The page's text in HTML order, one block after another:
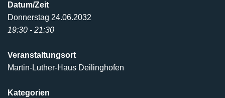
Datum/Zeit
Donnerstag 24.06.2032
19:30 - 21:30
Veranstaltungsort
Martin-Luther-Haus Deilinghofen
Kategorien